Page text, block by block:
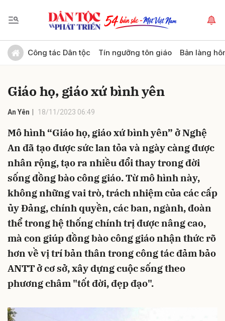
Công tác Dân tộc Tín ngưỡng tôn giáo Bản làng
Giáo họ, giáo xứ bình yên
An Yên 18/11/2023 06:49
Mô hình “Giáo họ, giáo xứ bình yên” ở Nghệ
An đã tạo được sức lan tỏa và ngày càng được
nhân rộng, tạo ra nhiều đổi thay trong đời
sống đồng bào công giáo. Từ mô hình này,
không những vai trò, trách nhiệm của các cấp
ủy Đảng, chính quyền, các ban, ngành, đoàn
thể trong hệ thống chính trị được nâng cao,
mà con giúp đồng bào công giáo nhận thức rõ
hơn về vị trí bản thân trong công tác đảm bảo
ANTT ở cơ sở, xây dựng cuộc sống theo
phương châm "tốt đời, đẹp đạo".
Gửi bình luận
Hủy Gửi